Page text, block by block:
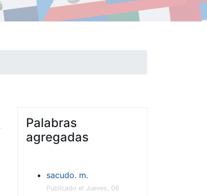
Palabras
agregadas
sacudo. m.
Publicado el Jueves, 06